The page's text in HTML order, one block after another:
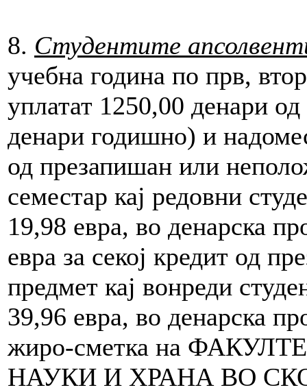
8. Студентите
учебна година по прв,
уплатат 1250,00 денари
денари годишно) и
од презапишан или
семестар кај редовни
19,98 евра, во денарска
евра за секој кредит од
предмет кај вонреди
39,96 евра, во денарска
жиро-сметка на
НАУКИ И ХРАНА ВО